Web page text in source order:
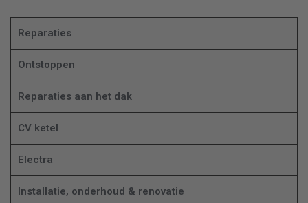
Reparaties
Ontstoppen
Reparaties aan het dak
CV ketel
Electra
Installatie, onderhoud & renovatie